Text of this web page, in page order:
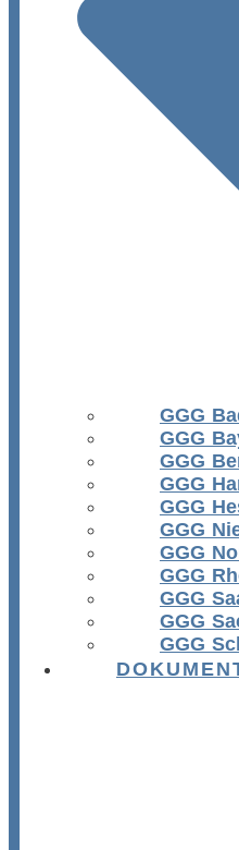
GGG
GGG
GGG
GGG
GGG
GGG
GGG
GGG
GGG
GGG
GGG